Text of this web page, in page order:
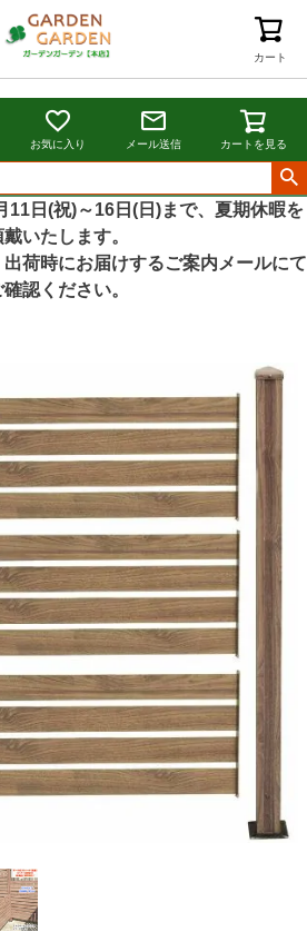
カート
お気に入り メール送信 カートを見る
11日(祝)～16日(日)まで、夏期休暇を
戴いたします。
時にお届けするご案内メールにて
確認ください。